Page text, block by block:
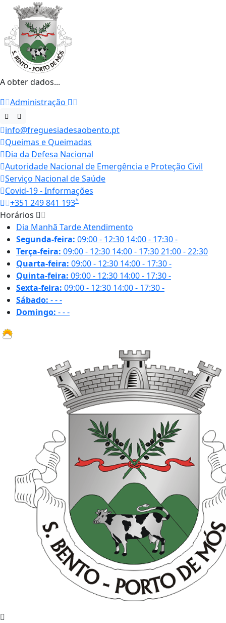
A obter dados...
Administração
info@freguesiadesaobento.pt
Queimas e Queimadas
Dia da Defesa Nacional
Autoridade Nacional de Emergência e Proteção Civil
Serviço Nacional de Saúde
Covid-19 - Informações
+351 249 841 193*
Horários
Dia Manhã TardeAtendimento
Segunda-feira: 09:00 - 12:30 14:00 - 17:30-
Terça-feira: 09:00 - 12:30 14:00 - 17:3021:00 - 22:30
Quarta-feira: 09:00 - 12:30 14:00 - 17:30-
Quinta-feira: 09:00 - 12:30 14:00 - 17:30-
Sexta-feira: 09:00 - 12:30 14:00 - 17:30-
Sábado: ---
Domingo: ---